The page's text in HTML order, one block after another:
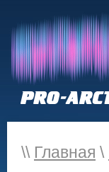
\\ Главная \